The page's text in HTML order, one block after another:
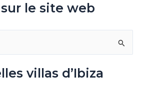
le site web
villas d’Ibiza